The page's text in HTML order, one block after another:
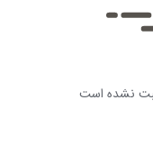
نشده است